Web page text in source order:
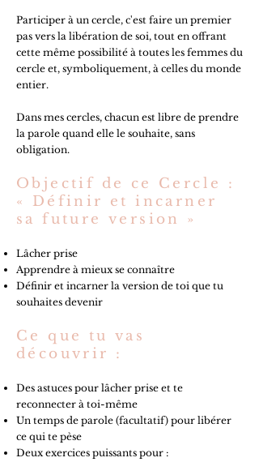
Participer à un cercle, c'est faire un premier
pas vers la libération de soi, tout en offrant
cette même possibilité à toutes les femmes du
cercle et, symboliquement, à celles du monde
entier.
Dans mes cercles, chacun est libre de prendre
la parole quand elle le souhaite, sans
obligation.
Objectif de ce Cercle :
« Définir et incarner
sa future version »
Lâcher prise
Apprendre à mieux se connaître
Définir et incarner la version de toi que tu
souhaites devenir
Ce que tu vas
découvrir :
Des astuces pour lâcher prise et te
reconnecter à toi-même
Un temps de parole (facultatif) pour libérer
ce qui te pèse
Deux exercices puissants pour :